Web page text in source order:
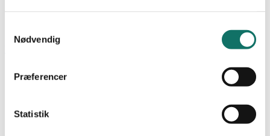
Nødvendig
Præferencer
Statistik
0,00kr. 0
Min Konto